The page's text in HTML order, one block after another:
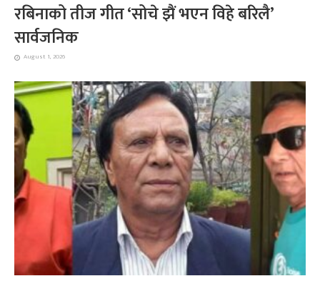
रबिनाको तीज गीत ‘सोचे झैं भएन विहे बरिलै’
सार्वजनिक
August 1, 2026